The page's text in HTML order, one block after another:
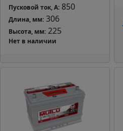
Пусковой ток, А: 850
Длина, мм: 306
Высота, мм: 225
Нет в наличии